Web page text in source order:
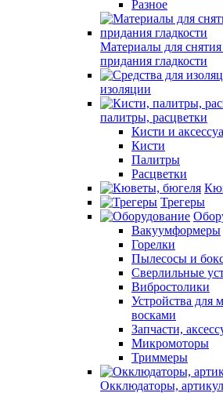
Разное
Материалы для
придания гладкости
изоляции
палитры, расцветки
Кисти и
Кисти
Палитры
Расцветки
Трегеры
Вакуумформеры
Горелки
Пылесосы и
Сверлильные
Вибростолики
Устройства для
восками
Запчасти,
Микромоторы
Триммеры
Окклюдаторы,